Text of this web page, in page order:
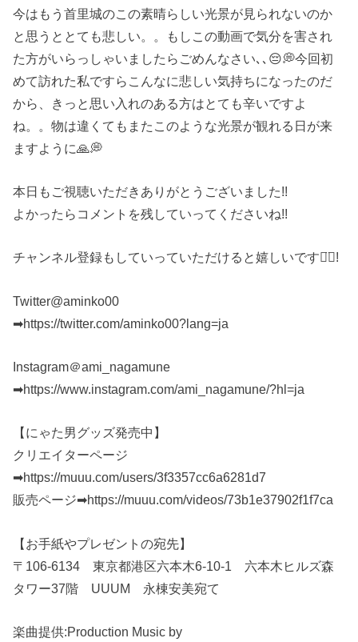
今はもう首里城のこの素晴らしい光景が見られないのか
と思うととても悲しい。。もしこの動画で気分を害され
た方がいらっしゃいましたらごめんなさい､､😔💭今回初
めて訪れた私ですらこんなに悲しい気持ちになったのだ
から、きっと思い入れのある方はとても辛いですよ
ね。。物は違くてもまたこのような光景が観れる日が来
ますように🙏💭
本日もご視聴いただきありがとうございました!!
よかったらコメントを残していってくださいね!!
チャンネル登録もしていっていただけると嬉しいです◡̈⃝!
Twitter@aminko00
➡︎https://twitter.com/aminko00?lang=ja
Instagram＠ami_nagamune
➡︎https://www.instagram.com/ami_nagamune/?hl=ja
【にゃた男グッズ発売中】
クリエイターページ
➡︎https://muuu.com/users/3f3357cc6a6281d7
販売ページ➡︎https://muuu.com/videos/73b1e37902f1f7ca
【お手紙やプレゼントの宛先】
〒106-6134 東京都港区六本木6-10-1 六本木ヒルズ森
タワー37階 UUUM 永棟安美宛て
楽曲提供:Production Music by